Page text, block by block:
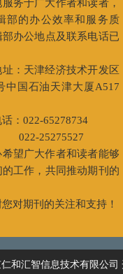
《钻井液与完井液》
津
术开发区第二大街83号中
电话：022-65278734
和汇智信息技术有限公司
务于广大作者和读者，
部的办公效率和服务质
办公地点及联系电话已
：天津经济技术开发区
中国石油天津大厦A517
：022-65278734
望广大作者和读者能够
工作，共同推动期刊的
对期刊的关注和支持！